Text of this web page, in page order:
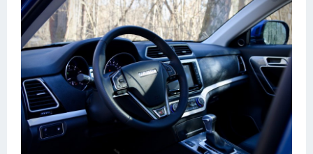
Мерседес
Фольксваген
Лексус
Дэу
Скания
Форд